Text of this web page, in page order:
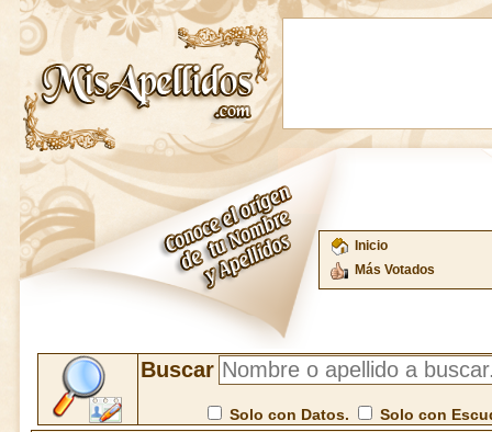
Inicio
Más Votados
Buscar
Solo con Datos. Solo con